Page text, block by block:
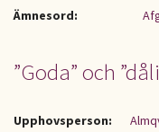
Ämnesord:
”Goda” och
Upphovsperson: